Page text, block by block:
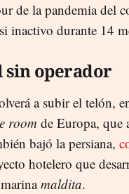
de la pandemia del
inactivo durante 14
sin operador
a subir el telón,
room de Europa, que
bajó la persiana,
hotelero que
maldita.